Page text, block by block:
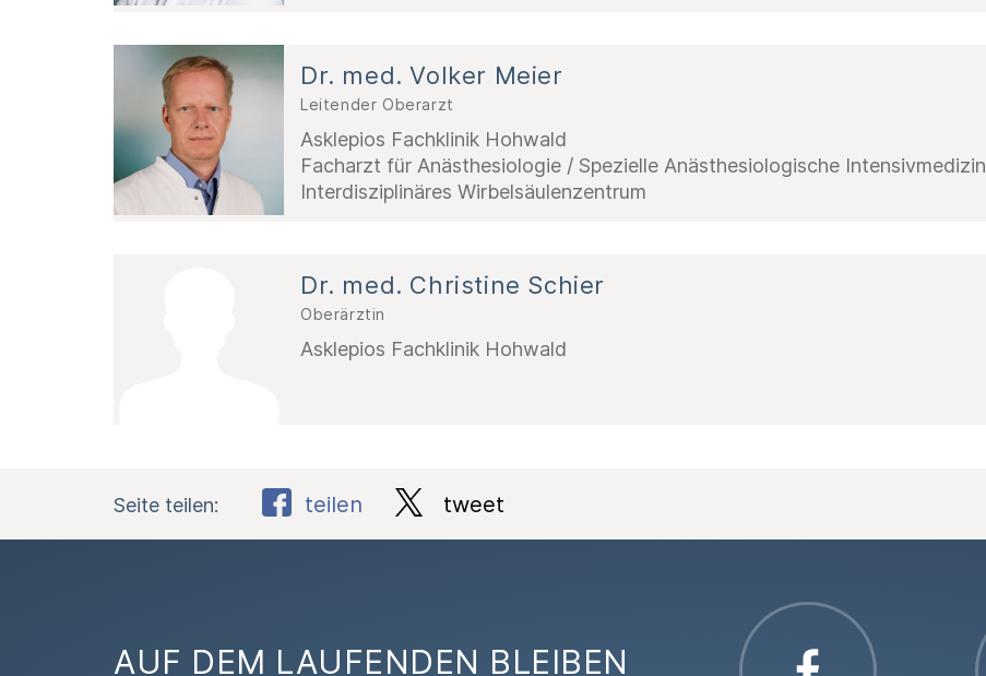
Dr. med. Volker Meier
Leitender Oberarzt
Asklepios Fachklinik Hohwald
Facharzt für Anästhesiologie / Spezielle Anästhesiologische Intensivmedizin
Interdisziplinäres Wirbelsäulenzentrum
Dr. med. Christine Schier
Oberärztin
Asklepios Fachklinik Hohwald
Seite teilen: teilen tweet
AUF DEM LAUFENDEN BLEIBEN